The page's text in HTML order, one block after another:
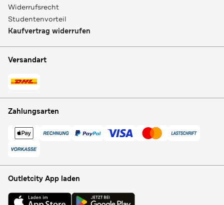
Widerrufsrecht
Studentenvorteil
Kaufvertrag widerrufen
Versandart
Zahlungsarten
Outletcity App laden